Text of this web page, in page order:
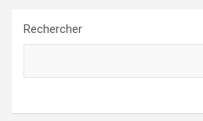
Rechercher